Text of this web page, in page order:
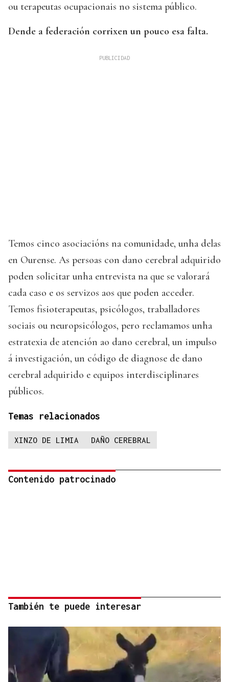
ou terapeutas ocupacionais no sistema público.
Dende a federación corrixen un pouco esa falta.
Temos cinco asociacións na comunidade, unha delas
en Ourense. As persoas con dano cerebral adquirido
poden solicitar unha entrevista na que se valorará
cada caso e os servizos aos que poden acceder.
Temos fisioterapeutas, psicólogos, traballadores
sociais ou neuropsicólogos, pero reclamamos unha
estratexia de atención ao dano cerebral, un impulso
á investigación, un código de diagnose de dano
cerebral adquirido e equipos interdisciplinares
públicos.
Temas relacionados
XINZO DE LIMIA DAÑO CEREBRAL
Contenido patrocinado
También te puede interesar